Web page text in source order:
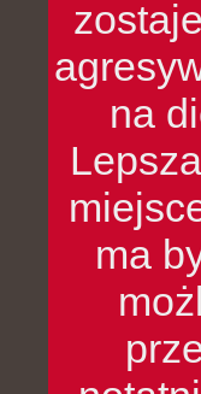
na
ma